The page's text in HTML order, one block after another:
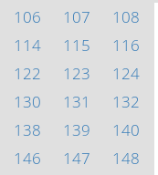
106 107
108
114 115
116
122 123
124
130 131
132
138 139
140
146 147
148